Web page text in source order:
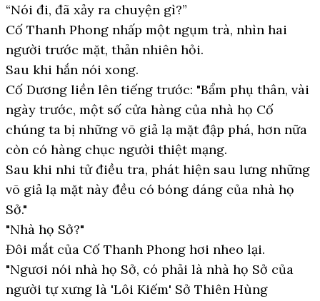
“Nói đi, đã xảy ra chuyện gì?”
Cố Thanh Phong nhấp một ngụm trà, nhìn hai
người trước mặt, thản nhiên hỏi.
Sau khi hắn nói xong.
Cố Dương liền lên tiếng trước: "Bẩm phụ thân, vài
ngày trước, một số cửa hàng của nhà họ Cố
chúng ta bị những võ giả lạ mặt đập phá, hơn nữa
còn có hàng chục người thiệt mạng.
Sau khi nhi tử điều tra, phát hiện sau lưng những
võ giả lạ mặt này đều có bóng dáng của nhà họ
Sở."
"Nhà họ Sở?"
Đôi mắt của Cố Thanh Phong hơi nheo lại.
"Ngươi nói nhà họ Sở, có phải là nhà họ Sở của
người tự xưng là 'Lôi Kiếm' Sở Thiên Hùng